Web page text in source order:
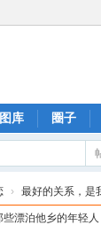
图库 圈子
› 最好的关系，是
漂泊他乡的年轻人